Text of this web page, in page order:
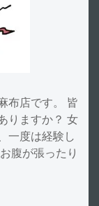
布店です。 皆
りますか？ 女
一度は経験し
腹が張ったり